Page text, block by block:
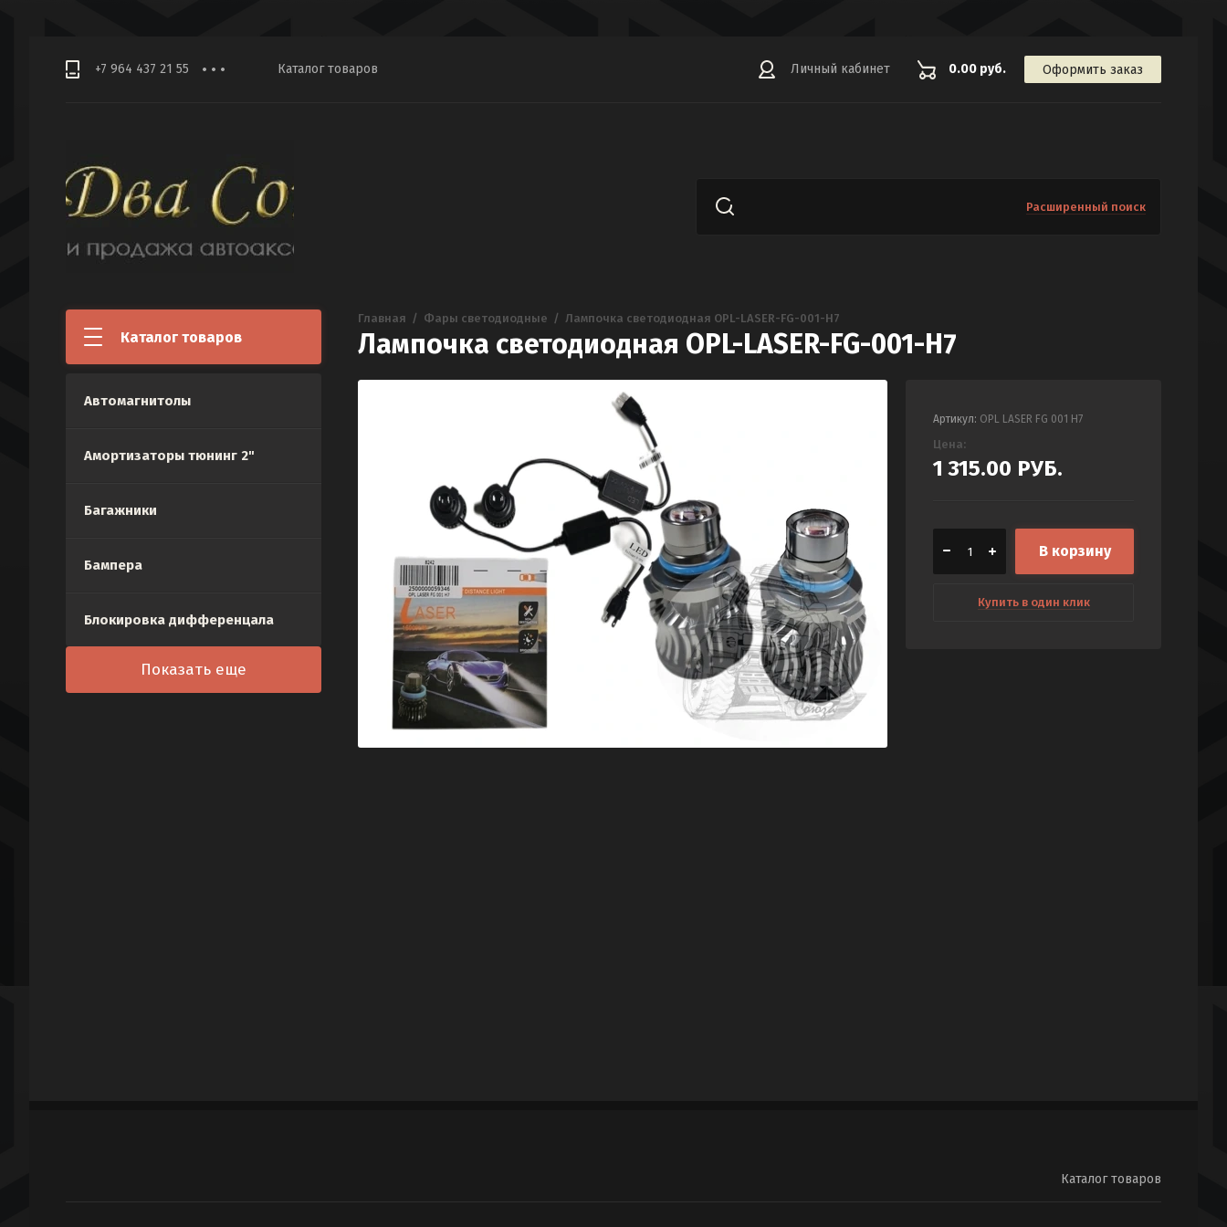
+7 964 437 21 55 Каталог товаров Личный кабинет 0.00 руб. Оформить заказ
Расширенный поиск
Каталог товаров
Автомагнитолы
Амортизаторы тюнинг 2"
Багажники
Бампера
Блокировка дифференцала
Показать еще
Главная
  /
Фары светодиодные
  /
Лампочка светодиодная OPL-LASER-FG-001-H7
Лампочка светодиодная OPL-LASER-FG-001-H7
Артикул: OPL LASER FG 001 H7
Цена:
1 315.00 РУБ.
В корзину
Купить в один клик
Каталог товаров